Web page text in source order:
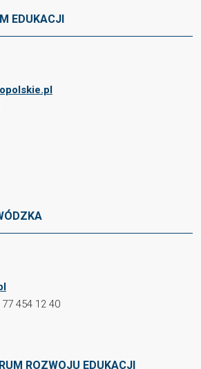
EDUKACJI
454 12 40
ROZWOJU EDUKACJI